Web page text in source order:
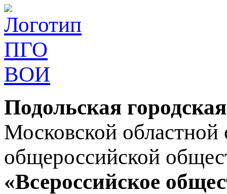
Подольская
Московской областной
общероссийской
«Всероссийское